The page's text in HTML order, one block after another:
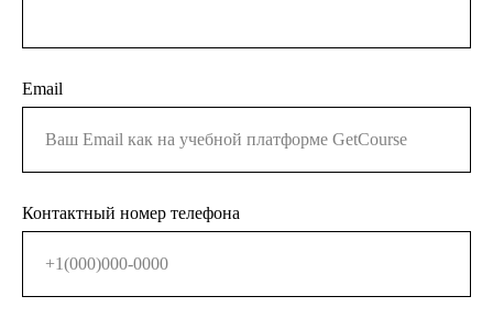
Email
Контактный номер телефона